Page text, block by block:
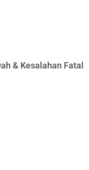
& Kesalahan Fatal